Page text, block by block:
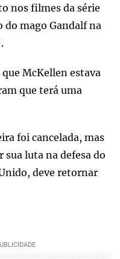
nos filmes da série
mago Gandalf na
McKellen estava
que terá uma
foi cancelada, mas
luta na defesa do
deve retornar